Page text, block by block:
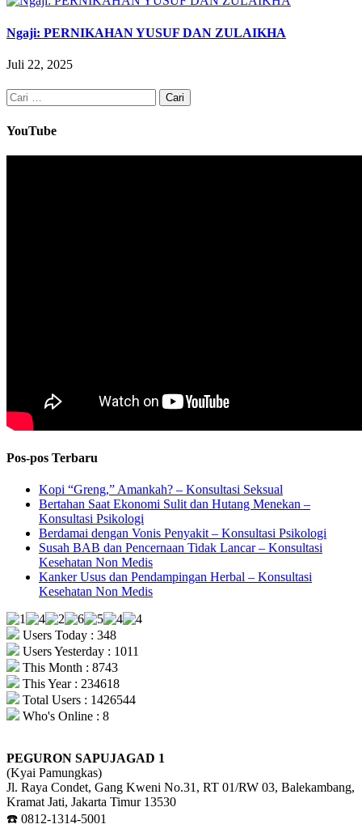
Ngaji: PERNIKAHAN YUSUF DAN ZULAIKHA
Juli 22, 2025
Cari
untuk:
YouTube
Pos-pos Terbaru
Kopi “Greng,” Amankah? – Konsultasi Seksual
Bertahan Saat Ekonomi Sulit dan Hutang Menekan –
Konsultasi Psikologi
Berdamai dengan Vonis Penyakit – Konsultasi Psikologi
Susah BAB dan Pencernaan Tidak Lancar – Konsultasi
Kesehatan Non Medis
Kanker Usus dan Pendampingan Herbal – Konsultasi
Kesehatan Non Medis
Users Today : 348
Users Yesterday : 1011
This Month : 8743
This Year : 234618
Total Users : 1426544
Who's Online : 8
PEGURON SAPUJAGAD 1
(Kyai Pamungkas)
Jl. Raya Condet, Gang Kweni No.31, RT 01/RW 03, Balekambang,
Kramat Jati, Jakarta Timur 13530
☎️ 0812-1314-5001